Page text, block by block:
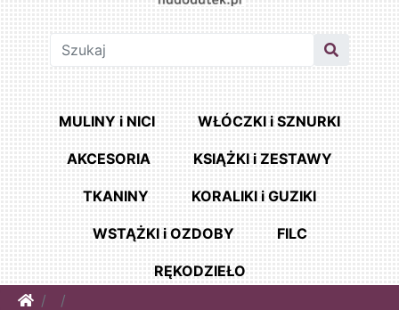
MULINY i NICI WŁÓCZKI i SZNURKI
AKCESORIA KSIĄŻKI i ZESTAWY
TKANINY KORALIKI i GUZIKI
WSTĄŻKI i OZDOBY FILC
RĘKODZIEŁO
Home